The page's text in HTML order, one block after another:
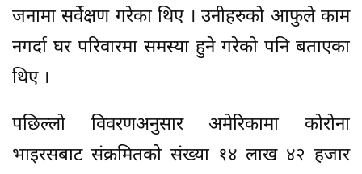
जनामा सर्वेक्षण गरेका थिए । उनीहरुको आफुले काम
नगर्दा घर परिवारमा समस्या हुने गरेको पनि बताएका
थिए ।
पछिल्लो विवरणअनुसार अमेरिकामा कोरोना
भाइरसबाट संक्रमितको संख्या १४ लाख ४२ हजार